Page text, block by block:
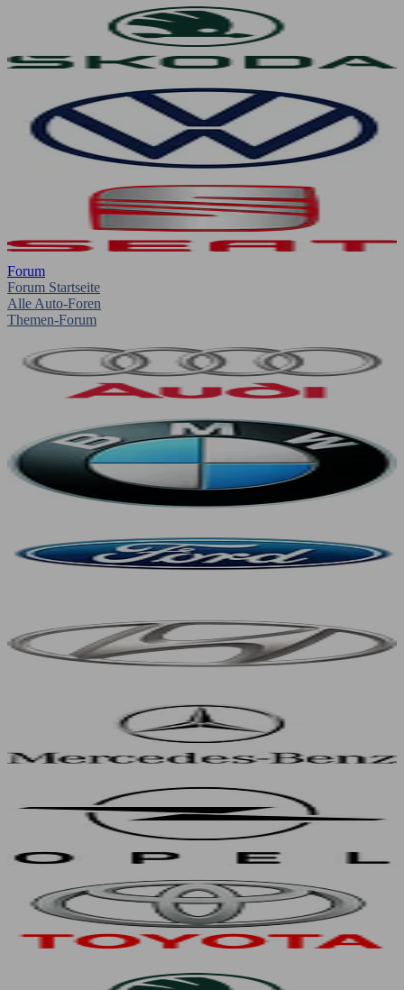
Forum
Forum Startseite
Alle Auto-Foren
Themen-Forum